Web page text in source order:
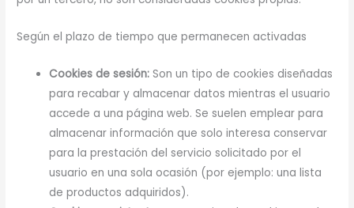
Según el plazo de tiempo que permanecen activadas
Cookies de sesión: Son un tipo de cookies diseñadas
para recabar y almacenar datos mientras el usuario
accede a una página web. Se suelen emplear para
almacenar información que solo interesa conservar
para la prestación del servicio solicitado por el
usuario en una sola ocasión (por ejemplo: una lista
de productos adquiridos).